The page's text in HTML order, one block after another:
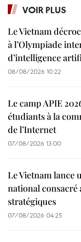
VOIR PLUS
Le Vietnam
à l’Olympiade
d’intelligence
08/08/2026 10:22
Le camp APIE
étudiants à la
de l’Internet
07/08/2026 13:00
Le Vietnam lance
national consacré
stratégiques
07/08/2026 04:25